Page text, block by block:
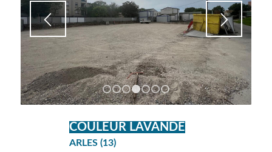
1 2 3 4 5 6 7
COULEUR LAVANDE
ARLES (13)